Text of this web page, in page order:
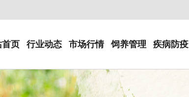
首页 行业动态 市场行情 饲养管理 疾病防疫